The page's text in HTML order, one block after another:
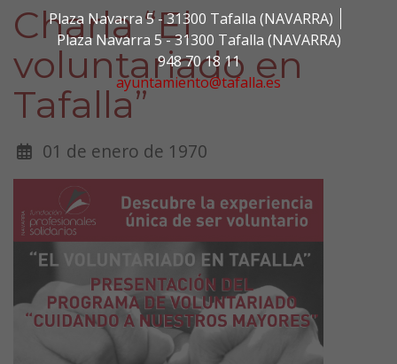
Plaza Navarra 5 - 31300 Tafalla (NAVARRA)
Plaza Navarra 5 - 31300 Tafalla (NAVARRA)
948 70 18 11
ayuntamiento@tafalla.es
Charla “El
voluntariado en
Tafalla”
01 de enero de 1970